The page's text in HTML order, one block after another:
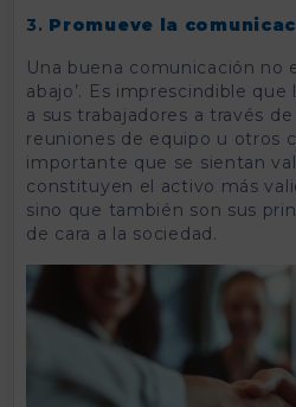
3. Promueve la
Una buena comunicación no
abajo’. Es imprescindible
a sus trabajadores a través
reuniones de equipo u otros
importante que se sientan
constituyen el activo más
sino que también son sus
de cara a la sociedad.